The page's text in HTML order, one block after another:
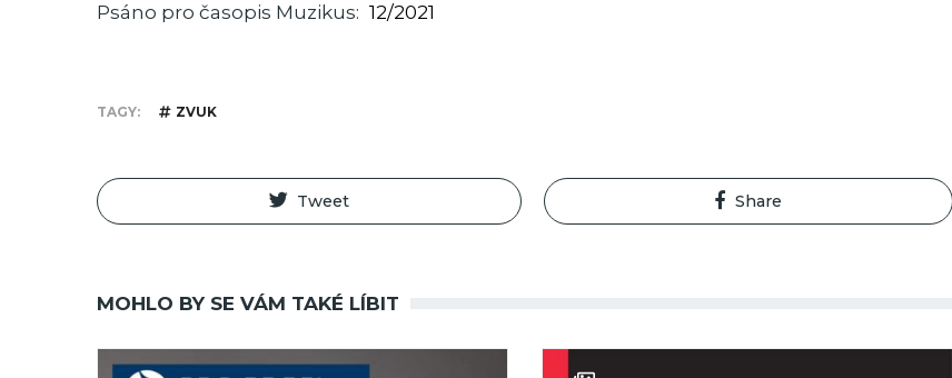
Psáno pro časopis Muzikus 12/2021
TAGY ZVUK
Tweet Share
MOHLO BY SE VÁM TAKÉ LÍBIT